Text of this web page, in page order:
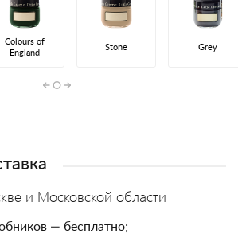
Colours of
England
Stone Grey
и Московской области
— бесплатно;